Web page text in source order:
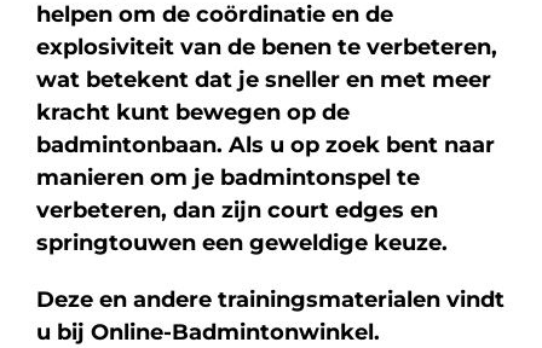
helpen om de coördinatie en de
explosiviteit van de benen te verbeteren,
wat betekent dat je sneller en met meer
kracht kunt bewegen op de
badmintonbaan. Als u op zoek bent naar
manieren om je badmintonspel te
verbeteren, dan zijn court edges en
springtouwen een geweldige keuze.
Deze en andere trainingsmaterialen vindt
u bij Online-Badmintonwinkel.